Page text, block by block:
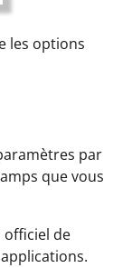
les options
par
que vous
officiel de